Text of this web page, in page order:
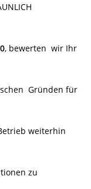
, bewerten wir Ihr
Gründen für
weiterhin
zu